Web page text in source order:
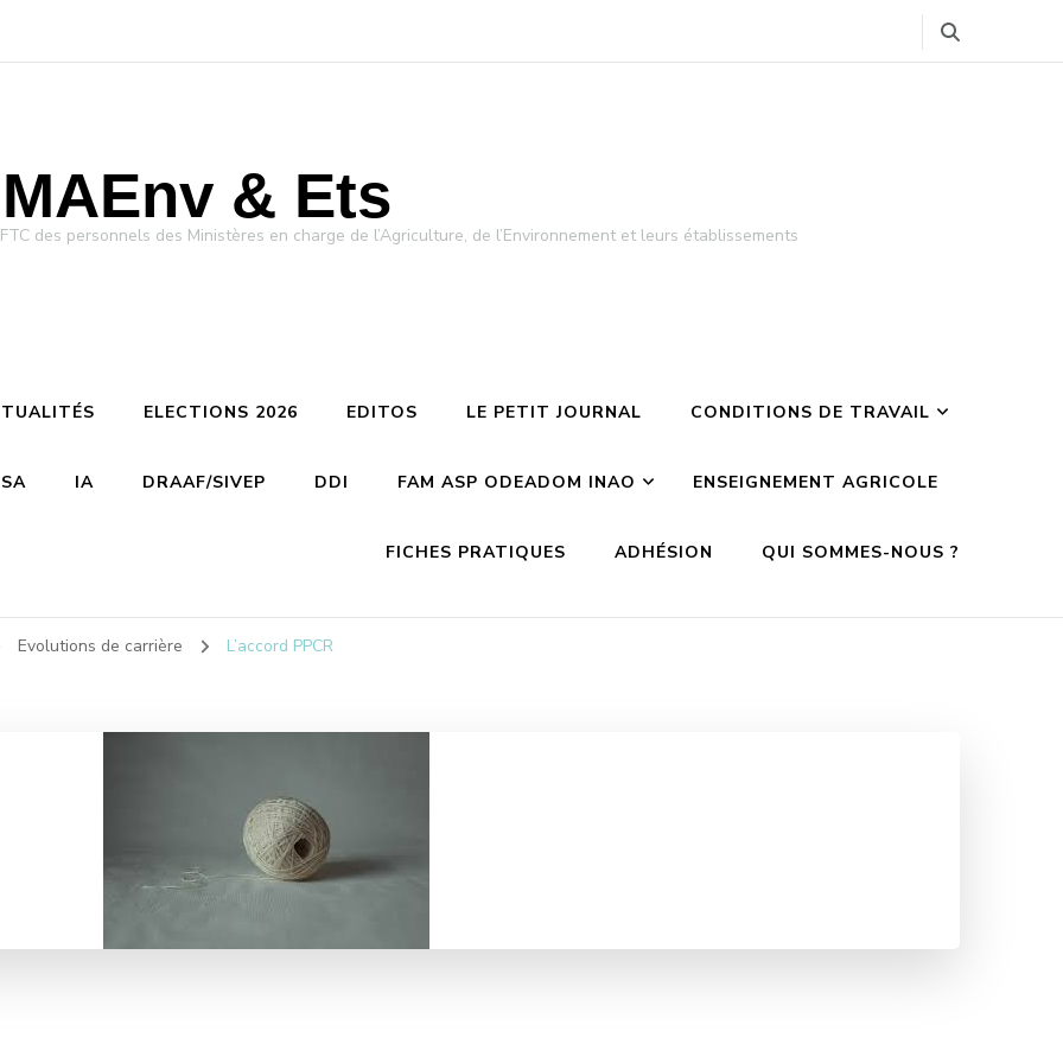
& Ets
des personnels des Ministères en charge de l’Agriculture, de l’Environnement et leurs établissements
ELECTIONS 2026 EDITOS LE PETIT JOURNAL CONDITIONS DE TRAVAIL
IA DRAAF/SIVEP DDI FAM ASP ODEADOM INAO ENSEIGNEMENT AGRICOLE
FICHES PRATIQUES ADHÉSION QUI SOMMES-NOUS ?
Evolutions de carrière L’accord PPCR